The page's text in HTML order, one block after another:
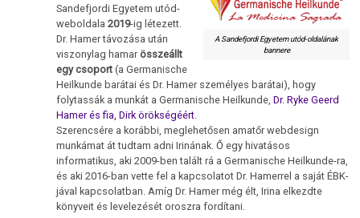
A Sandefjordi Egyetem utód-oldalának
bannere
Sandefjordi Egyetem utód-
weboldala2019-ig létezett.
Dr. Hamer távozása után
viszonylag hamarösszeállt
egy csoport (a Germanische
Heilkunde barátai és Dr. Hamer személyes barátai), hogy
folytassák a munkát a Germanische Heilkunde,Dr. Ryke Geerd
Hamer és fia, Dirk örökségéért.
Szerencsére a korábbi, meglehetősen amatőr webdesign
munkámat át tudtam adni Irinának. Ő egy hivatásos
informatikus, aki 2009-ben talált rá a Germanische Heilkunde-ra,
és aki 2016-ban vette fel a kapcsolatot Dr. Hamerrel a saját ÉBK-
jával kapcsolatban. Amíg Dr. Hamer még élt, Irina elkezdte
könyveit és levelezését oroszra fordítani.